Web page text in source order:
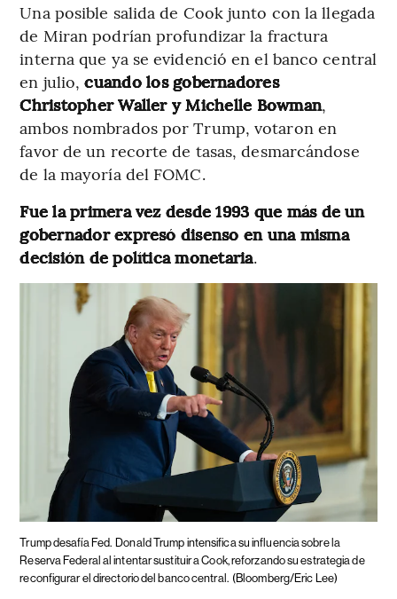
Una posible salida de Cook junto con la llegada
de Miran podrían profundizar la fractura
interna que ya se evidenció en el banco central
en julio,cuando los gobernadores
Christopher Waller y Michelle Bowman,
ambos nombrados por Trump, votaron en
favor de un recorte de tasas, desmarcándose
de la mayoría del FOMC.
Fue la primera vez desde 1993 que más de un
gobernador expresó disenso en una misma
decisión de política monetaria.
Trump desafía Fed. Donald Trump intensifica su influencia sobre la
Reserva Federal al intentar sustituir a Cook, reforzando su estrategia de
reconfigurar el directorio del banco central. (Bloomberg/Eric Lee)